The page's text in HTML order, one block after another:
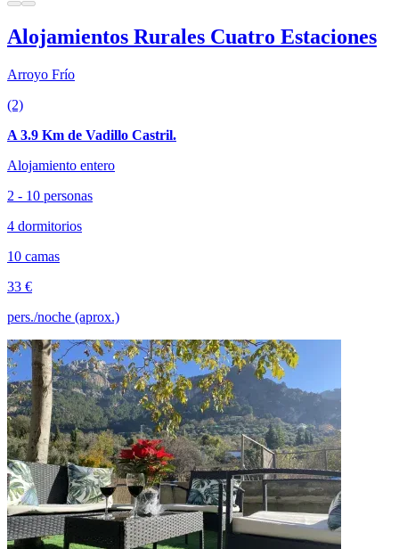
Alojamientos Rurales Cuatro Estaciones
Arroyo Frío
(2)
A 3.9 Km de Vadillo Castril.
Alojamiento entero
2 - 10 personas
4 dormitorios
10 camas
33 €
pers./noche (aprox.)